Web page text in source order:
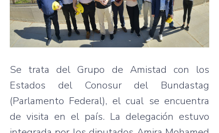
Se trata del Grupo de Amistad con los
Estados del Conosur del Bundastag
(Parlamento Federal), el cual se encuentra
de visita en el país. La delegación estuvo